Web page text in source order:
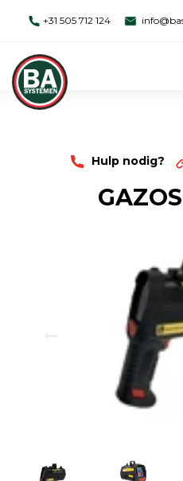
+31 505 712 124
Hulp nodig?